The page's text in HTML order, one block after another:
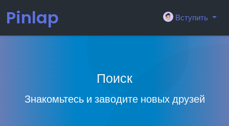
Pinlap Вступить
Поиск
Знакомьтесь и заводите новых друзей